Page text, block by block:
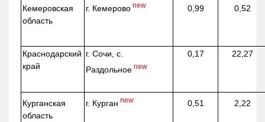
Кемеровская
область
г. Кемерово new 0,99 0,52
Краснодарский
край
г. Сочи, с.
Раздольное new
0,17 22,27
Курганская
область
г. Курган new 0,51 2,22